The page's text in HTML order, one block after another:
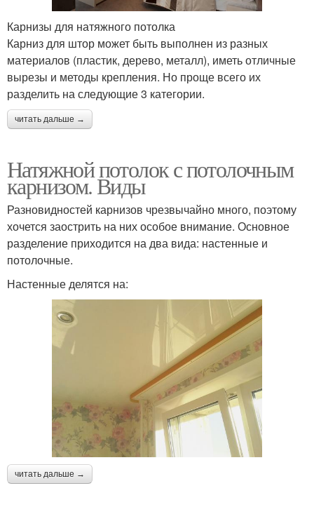
Карнизы для натяжного потолка
Карниз для штор может быть выполнен из разных
материалов (пластик, дерево, металл), иметь отличные
вырезы и методы крепления. Но проще всего их
разделить на следующие 3 категории.
читать дальше →
Натяжной потолок с потолочным
карнизом. Виды
Разновидностей карнизов чрезвычайно много, поэтому
хочется заострить на них особое внимание. Основное
разделение приходится на два вида: настенные и
потолочные.
Настенные делятся на:
читать дальше →